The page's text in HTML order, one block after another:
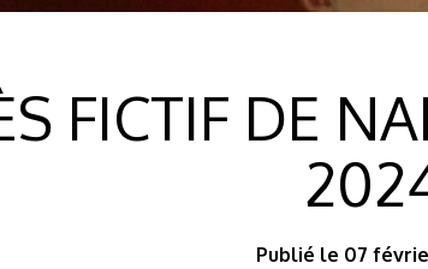
FICTIF DE
Publié le 07